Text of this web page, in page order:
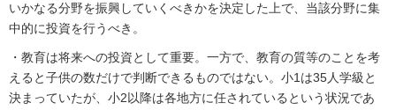
いかなる分野を振興していくべきかを決定した上で、当該分野に集
中的に投資を行うべき。
・教育は将来への投資として重要。一方で、教育の質等のことを考
えると子供の数だけで判断できるものではない。小1は35人学級と
決まっていたが、小2以降は各地方に任されているという状況であ